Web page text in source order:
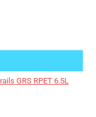
GRS RPET 6.5L